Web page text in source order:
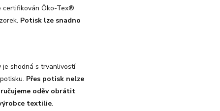
certifikován Öko-Tex®
Potisk lze snadno
je shodná s trvanlivostí
Přes potisk nelze
oděv obrátit
textilie.